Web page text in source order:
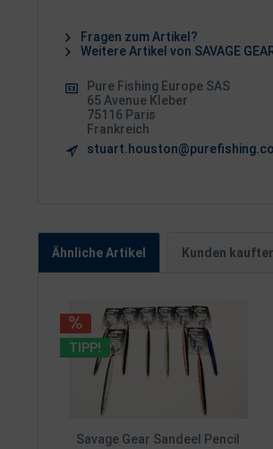
Fragen zum Artikel?
Weitere Artikel von SAVAGE
Pure Fishing Europe SAS
65 Avenue Kleber
75116 Paris
Frankreich
Ähnliche Artikel Kunden
TIPP!
Savage Gear Sandeel Pencil